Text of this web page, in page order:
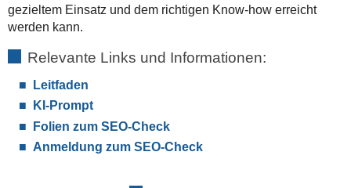
gezieltem Einsatz und dem richtigen Know-how erreicht
werden kann.
Relevante Links und Informationen:
Leitfaden
KI-Prompt
Folien zum SEO-Check
Anmeldung zum SEO-Check